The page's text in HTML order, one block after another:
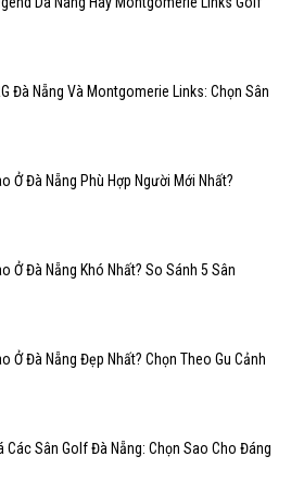
Đà Nẵng Và Montgomerie Links: Chọn Sân
Ở Đà Nẵng Phù Hợp Người Mới Nhất?
Ở Đà Nẵng Khó Nhất? So Sánh 5 Sân
Ở Đà Nẵng Đẹp Nhất? Chọn Theo Gu Cảnh
Các Sân Golf Đà Nẵng: Chọn Sao Cho Đáng